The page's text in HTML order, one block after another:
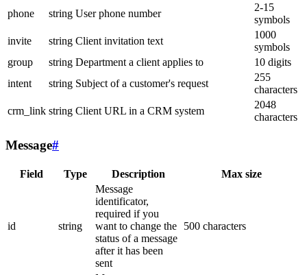
phone
string User phone number
2-15
symbols
invite
string Client invitation text
1000
symbols
group
string Department a client applies to
10 digits
intent
string Subject of a customer's request
255
characters
crm_link string Client URL in a CRM system
2048
characters
Message#
Field Type Description Max size
id string
Message
identificator,
required if you
want to change the
status of a message
after it has been
sent
500 characters